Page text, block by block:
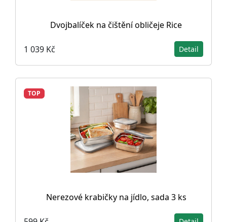
Dvojbalíček na čištění obličeje Rice
1 039 Kč Detail
TOP
Nerezové krabičky na jídlo, sada 3 ks